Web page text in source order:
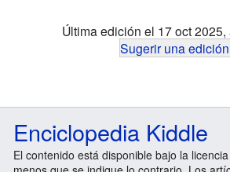
Última edición el 17 oct 2025,
Sugerir una edición
Enciclopedia Kiddle
El contenido está disponible bajo la licencia